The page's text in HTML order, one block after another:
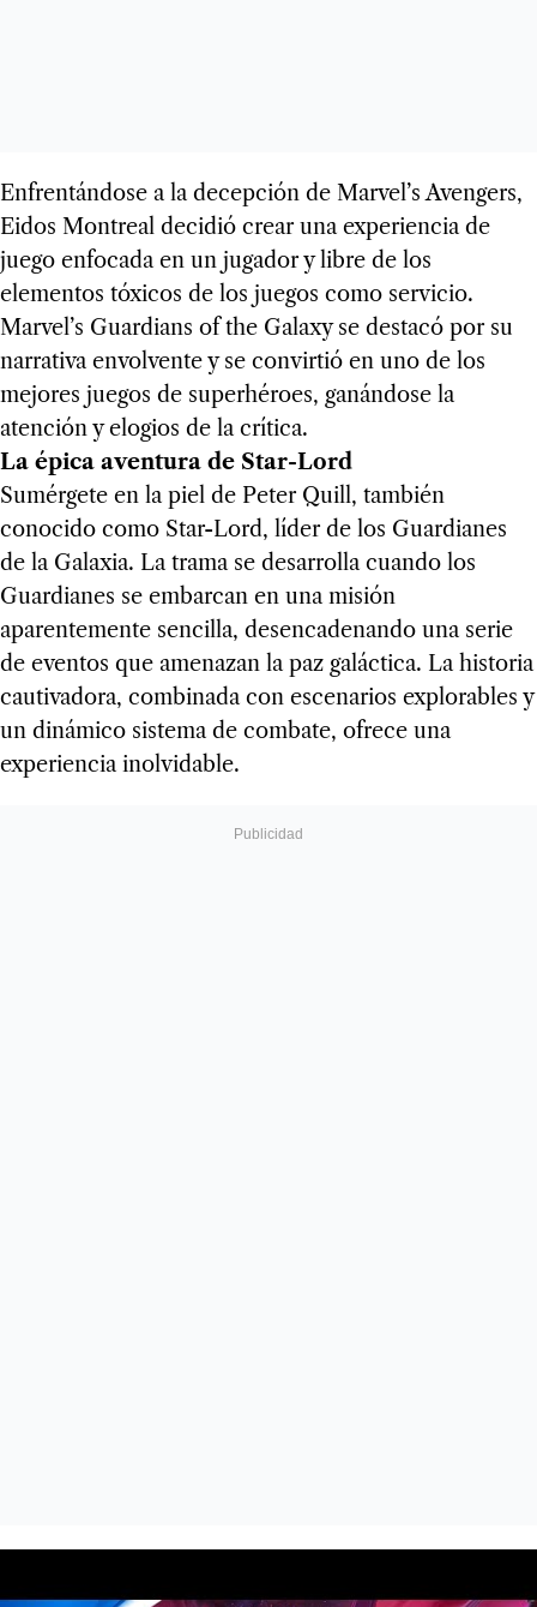
Enfrentándose a la decepción de Marvel’s Avengers,
Eidos Montreal decidió crear una experiencia de
juego enfocada en un jugador y libre de los
elementos tóxicos de los juegos como servicio.
Marvel’s Guardians of the Galaxy se destacó por su
narrativa envolvente y se convirtió en uno de los
mejores juegos de superhéroes, ganándose la
atención y elogios de la crítica.
La épica aventura de Star-Lord
Sumérgete en la piel de Peter Quill, también
conocido como Star-Lord, líder de los Guardianes
de la Galaxia. La trama se desarrolla cuando los
Guardianes se embarcan en una misión
aparentemente sencilla, desencadenando una serie
de eventos que amenazan la paz galáctica. La historia
cautivadora, combinada con escenarios explorables y
un dinámico sistema de combate, ofrece una
experiencia inolvidable.